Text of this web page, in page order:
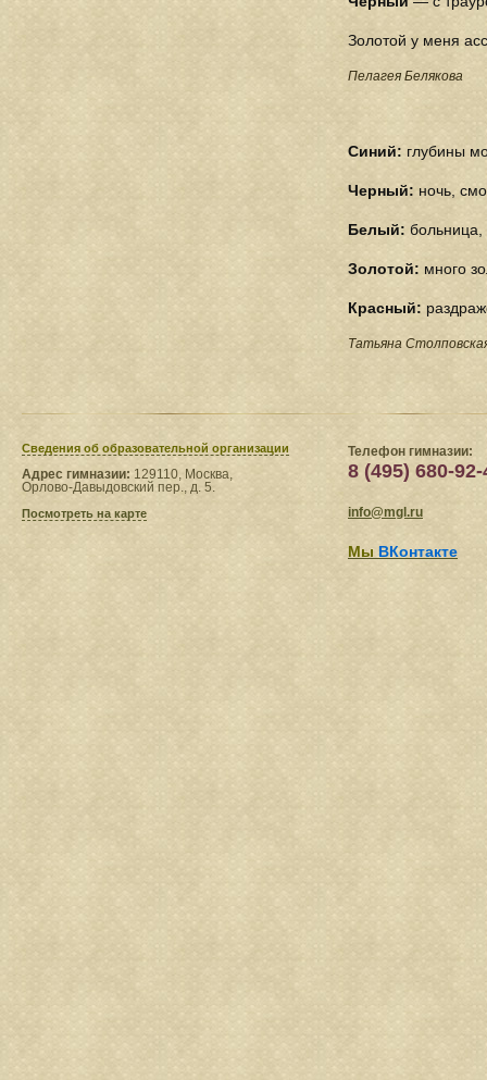
Золотой у меня
Пелагея Белякова
Синий: глубины
Черный: ночь,
Белый: больница,
Золотой: много
Красный:
Татьяна
Сведения​ об образовательной организации
Адрес гимназии: 129110, Москва,
Орлово-Давыдовский пер., д. 5.
Посмотреть на карте
Телефон гимназии:
8 (495) 680-92-
info@mgl.ru
Мы ВКонтакте